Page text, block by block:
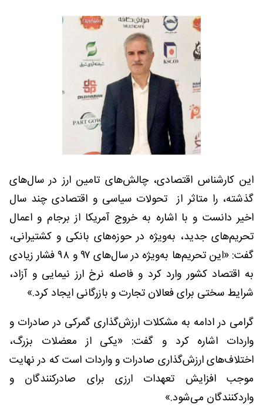
این کارشناس اقتصادی، چالش‌های تامین ارز در سال‌های
گذشته، را متاثر از تحولات سیاسی و اقتصادی چند سال
اخیر دانست و با اشاره به خروج آمریکا از برجام و اعمال
تحریم‌های جدید، به‌ویژه در حوزه‌های بانکی و کشتیرانی،
گفت: «این تحریم‌ها به‌ویژه در سال‌های ۹۷ و ۹۸ فشار زیادی
به اقتصاد کشور وارد کرد و فاصله نرخ ارز نیمایی و آزاد،
شرایط سختی برای فعالان تجارت و بازرگانی ایجاد کرد.»
گرامی در ادامه به مشکلات ارزش‌گذاری گمرکی در صادرات و
واردات اشاره کرد و گفت: «یکی از معضلات بزرگ،
اختلاف‌های ارزش‌گذاری صادرات و واردات است که در نهایت
موجب افزایش تعهدات ارزی برای صادرکنندگان و
واردکنندگان می‌شود.»